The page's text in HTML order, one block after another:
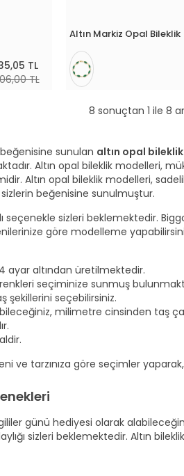
TL
TL
Altın Markiz Opal Bileklik
8 sonuçtan 1 ile 8
sunulan altın opal
Altın opal bileklik modelleri,
Altın opal bileklik modelleri,
beğenisine sunulmuştur.
seçenekle sizleri beklemektedir.
göre modelleme
ayar altından üretilmektedir.
seçiminize sunmuş
şekillerini seçebilirsiniz.
milimetre cinsinden taş
ve tarzınıza göre seçimler
günü hediyesi olarak
sizleri beklemektedir. Altın